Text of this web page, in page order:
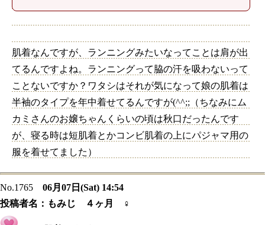
肌着なんですが、ランニングみたいなってことは肩が出
てるんですよね。ランニングって脇の汗を吸わないって
ことないですか？ワタシはそれが気になって娘の肌着は
半袖のタイプを年中着せてるんですが(^^;;（ちなみにム
カミさんのお嬢ちゃんくらいの頃は秋口だったんです
が、寝る時は短肌着とかコンビ肌着の上にパジャマ用の
服を着せてました）
No.1765
06月07日(Sat) 14:54
投稿者名： もみじ ４ヶ月 ♀